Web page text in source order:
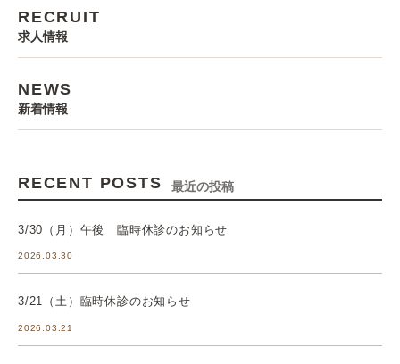
RECRUIT
求人情報
NEWS
新着情報
RECENT POSTS 最近の投稿
3/30（月）午後 臨時休診のお知らせ
2026.03.30
3/21（土）臨時休診のお知らせ
2026.03.21